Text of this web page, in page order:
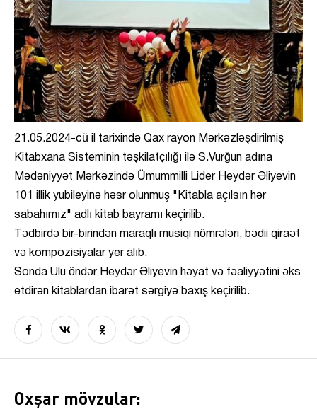
21.05.2024-cü il tarixində Qax rayon Mərkəzləşdirilmiş
Kitabxana Sisteminin təşkilatçılığı ilə S.Vurğun adına
Mədəniyyət Mərkəzində Ümummilli Lider Heydər Əliyevin
101 illik yubileyinə həsr olunmuş "Kitabla açılsın hər
sabahımız" adlı kitab bayramı keçirilib.
Tədbirdə bir-birindən maraqlı musiqi nömrələri, bədii qiraət
və kompozisiyalar yer alıb.
Sonda Ulu öndər Heydər Əliyevin həyat və fəaliyyətini əks
etdirən kitablardan ibarət sərgiyə baxış keçirilib.
Oxşar mövzular: